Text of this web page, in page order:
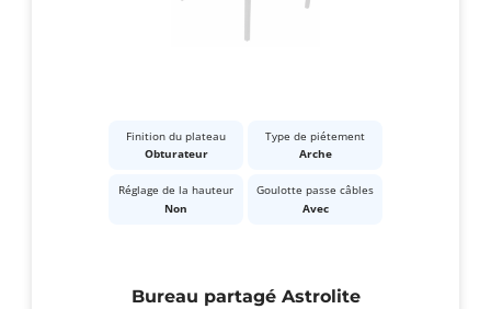
Finition du plateau
Obturateur
Type de piétement
Arche
Réglage de la hauteur
Non
Goulotte passe câbles
Avec
Bureau partagé Astrolite